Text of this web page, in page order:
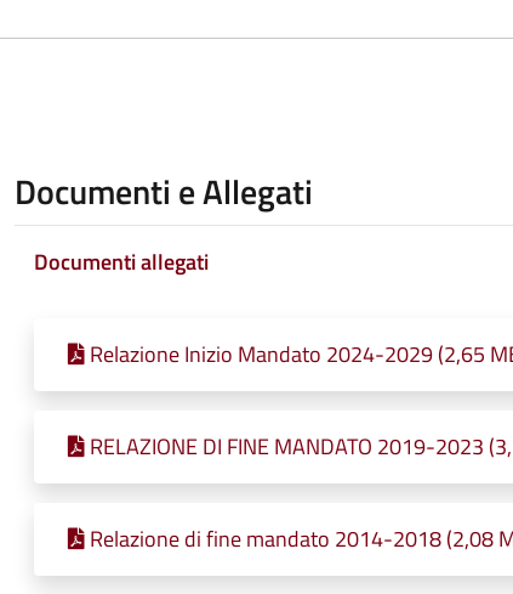
Documenti e Allegati
Documenti allegati
Relazione Inizio Mandato 2024-2029 (2,65
RELAZIONE DI FINE MANDATO 2019-2023
Relazione di fine mandato 2014-2018 (2,08